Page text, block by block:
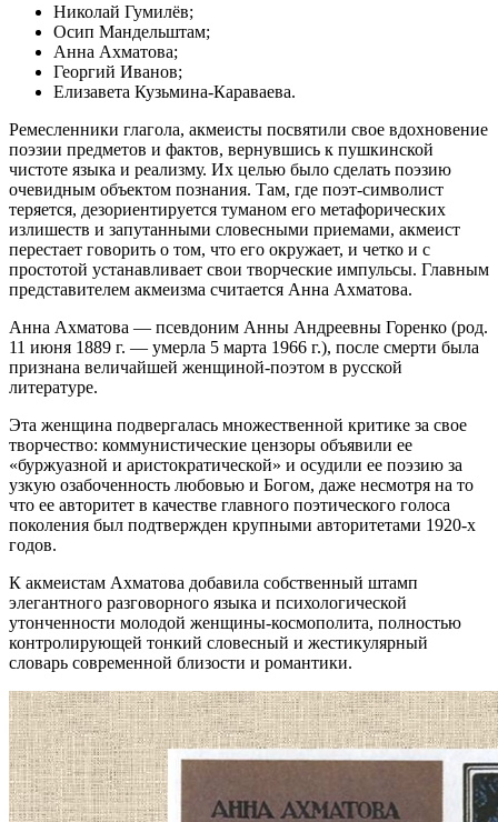
Николай Гумилёв;
Осип Мандельштам;
Анна Ахматова;
Георгий Иванов;
Елизавета Кузьмина-Караваева.
Ремесленники глагола, акмеисты посвятили свое вдохновение
поэзии предметов и фактов, вернувшись к пушкинской
чистоте языка и реализму. Их целью было сделать поэзию
очевидным объектом познания. Там, где поэт-символист
теряется, дезориентируется туманом его метафорических
излишеств и запутанными словесными приемами, акмеист
перестает говорить о том, что его окружает, и четко и с
простотой устанавливает свои творческие импульсы. Главным
представителем акмеизма считается Анна Ахматова.
Анна Ахматова — псевдоним Анны Андреевны Горенко (род.
11 июня 1889 г. — умерла 5 марта 1966 г.), после смерти была
признана величайшей женщиной-поэтом в русской
литературе.
Эта женщина подвергалась множественной критике за свое
творчество: коммунистические цензоры объявили ее
«буржуазной и аристократической» и осудили ее поэзию за
узкую озабоченность любовью и Богом, даже несмотря на то
что ее авторитет в качестве главного поэтического голоса
поколения был подтвержден крупными авторитетами 1920-х
годов.
К акмеистам Ахматова добавила собственный штамп
элегантного разговорного языка и психологической
утонченности молодой женщины-космополита, полностью
контролирующей тонкий словесный и жестикулярный
словарь современной близости и романтики.